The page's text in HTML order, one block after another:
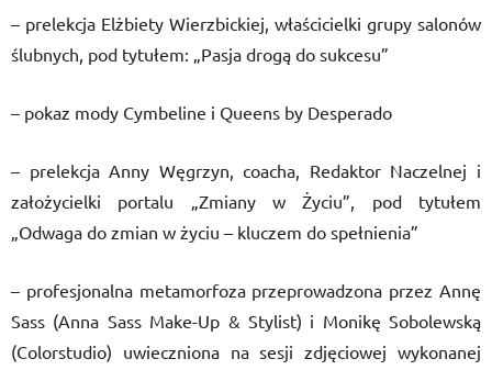
– prelekcja Elżbiety Wierzbickiej, właścicielki grupy salonów
ślubnych, pod tytułem: „Pasja drogą do sukcesu”
– pokaz mody Cymbeline i Queens by Desperado
– prelekcja Anny Węgrzyn, coacha, Redaktor Naczelnej i
założycielki portalu „Zmiany w Życiu”, pod tytułem
„Odwaga do zmian w życiu – kluczem do spełnienia”
– profesjonalna metamorfoza przeprowadzona przez Annę
Sass (Anna Sass Make-Up & Stylist) i Monikę Sobolewską
(Colorstudio) uwieczniona na sesji zdjęciowej wykonanej